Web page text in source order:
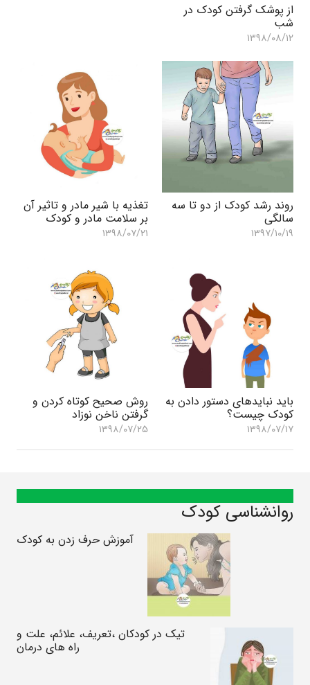
از پوشک گرفتن کودک در
شب
۱۳۹۸/۰۸/۱۲
روند رشد کودک از دو تا سه
سالگی
۱۳۹۷/۱۰/۱۹
تغذیه با شیر مادر و تاثیر آن
بر سلامت مادر و کودک
۱۳۹۸/۰۷/۲۱
باید نبایدهای دستور دادن به
کودک چیست؟
۱۳۹۸/۰۷/۱۷
روش صحیح کوتاه کردن و
گرفتن ناخن‌ نوزاد
۱۳۹۸/۰۷/۲۵
روانشناسی کودک
آموزش حرف زدن به کودک
تیک در کودکان ،تعریف، علائم، علت و
راه های درمان